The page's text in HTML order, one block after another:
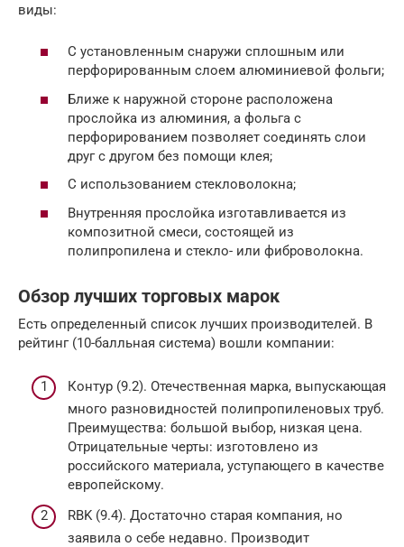
виды:
С установленным снаружи сплошным или
перфорированным слоем алюминиевой фольги;
Ближе к наружной стороне расположена
прослойка из алюминия, а фольга с
перфорированием позволяет соединять слои
друг с другом без помощи клея;
С использованием стекловолокна;
Внутренняя прослойка изготавливается из
композитной смеси, состоящей из
полипропилена и стекло- или фиброволокна.
Обзор лучших торговых марок
Есть определенный список лучших производителей. В
рейтинг (10-балльная система) вошли компании:
Контур (9.2). Отечественная марка, выпускающая
много разновидностей полипропиленовых труб.
Преимущества: большой выбор, низкая цена.
Отрицательные черты: изготовлено из
российского материала, уступающего в качестве
европейскому.
RBK (9.4). Достаточно старая компания, но
заявила о себе недавно. Производит